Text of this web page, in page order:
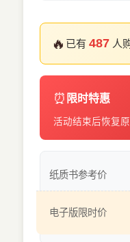
🔥 已有487 人
⏰ 限时特惠
活动结束后恢复
纸质书参考价
电子版限时价